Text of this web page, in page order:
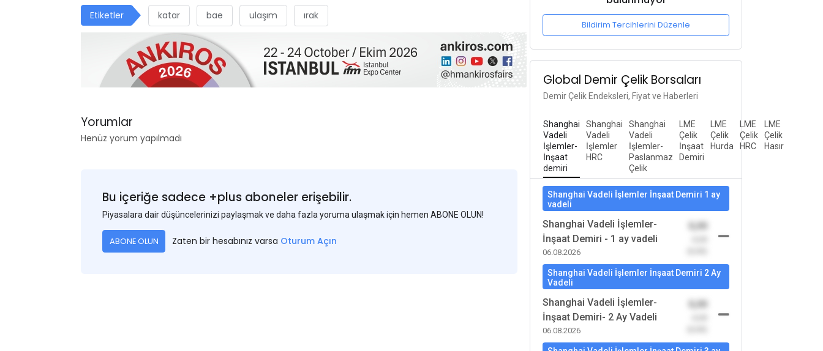
Etiketler katar bae ulaşım ırak
Yorumlar
Henüz yorum yapılmadı
Bu içeriğe sadece +plus aboneler erişebilir.
Piyasalara dair düşüncelerinizi paylaşmak ve daha fazla yoruma ulaşmak için hemen ABONE OLUN!
ABONE OLUN Zaten bir hesabınız varsa Oturum Açın
Bildirim Tercihlerini Düzenle
Global Demir Çelik Borsaları
Demir Çelik Endeksleri, Fiyat ve Haberleri
Shanghai
Vadeli
İşlemler-
İnşaat
demiri
Shanghai
Vadeli
İşlemler
HRC
Shanghai
Vadeli
İşlemler-
Paslanmaz
Çelik
LME
Çelik
İnşaat
Demiri
LME
Çelik
Hurda
LME
Çelik
HRC
LME
Çelik
Hasır
Shanghai Vadeli İşlemler İnşaat Demiri 1 ay
vadeli
Shanghai Vadeli İşlemler-
İnşaat Demiri - 1 ay vadeli
06.08.2026
0,00
Shanghai Vadeli İşlemler İnşaat Demiri 2 Ay
Vadeli
Shanghai Vadeli İşlemler-
İnşaat Demiri- 2 Ay Vadeli
06.08.2026
0,00